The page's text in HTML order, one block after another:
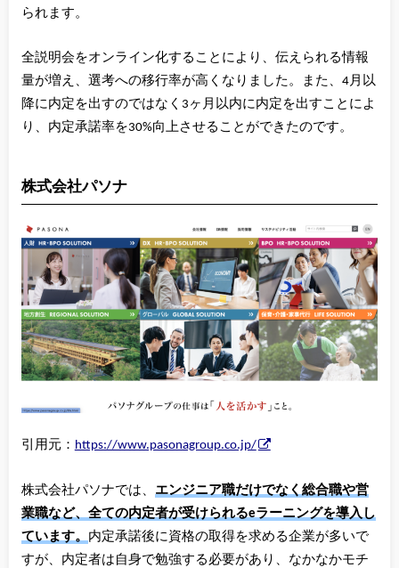
られます。
全説明会をオンライン化することにより、伝えられる情報
量が増え、選考への移行率が高くなりました。また、4月以
降に内定を出すのではなく3ヶ月以内に内定を出すことによ
り、内定承諾率を30%向上させることができたのです。
株式会社パソナ
引用元： https://www.pasonagroup.co.jp/
株式会社パソナでは、 エンジニア職だけでなく総合職や営
業職など、全ての内定者が受けられるeラーニングを導入し
ています。 内定承諾後に資格の取得を求める企業が多いで
すが、内定者は自身で勉強する必要があり、なかなかモチ